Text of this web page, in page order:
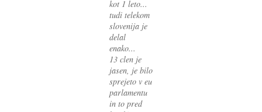
kot 1 leto...
tudi telekom
slovenija je
delal
enako...
13 clen je
jasen, je bilo
sprejeto v eu
parlamentu
in to pred